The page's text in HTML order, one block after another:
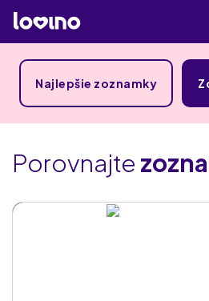
Najlepšie zoznamky
Porovnajte